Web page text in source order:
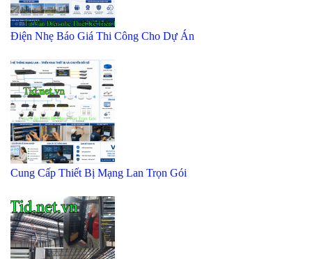
Điện Nhẹ Báo Giá Thi Công Cho Dự Án
Cung Cấp Thiết Bị Mạng Lan Trọn Gói